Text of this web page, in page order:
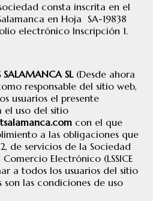
consta inscrita en el
en Hoja SA-19838
electrónico Inscripción 1.
SALAMANCA SL(Desde ahora
responsable del sitio web,
usuarios el presente
el uso del sitio
con el que
a las obligaciones que
de servicios de la Sociedad
Electrónico (LSSICE
a todos los usuarios del sitio
las condiciones de uso